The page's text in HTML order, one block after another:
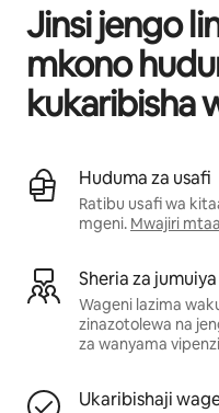
Jinsi jengo
mkono
kukaribisha
Huduma za usafi
Ratibu usafi wa
mgeni. Mwajiri
Sheria za jumuiya
Wageni lazima
zinazotolewa na
za wanyama
Ukaribishaji